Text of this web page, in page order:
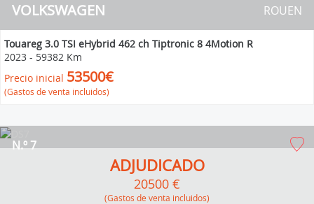
VOLKSWAGEN ROUEN
Touareg 3.0 TSI eHybrid 462 ch Tiptronic 8 4Motion R
2023 - 59382 Km
Precio inicial 53500€
(Gastos de venta incluidos)
N.º 7
ADJUDICADO
20500 €
(Gastos de venta incluidos)